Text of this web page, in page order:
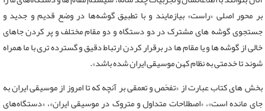
بر محور اصلی‌ «راست» بیازمایند و با تطبیق گوشه‌ها در وضع قدیم و جدید و
جستجوی گوشه ‌های مشترک در دو دستگاه و دو مقام‌ مختلف و پر کردن جاهای
خالی از گوشه ‌ها و یا مقام ‌ها در برقرار کردن ارتباط دقیق و گسترده ‌تری با ما همراه
شوند تا خدمتی به نظام کهن موسیقی ایران شده باشد».
بخش‌ های کتاب عبارت از «تفحّص و تعمقی بر آنچه که تا امروز از موسیقی ایران به
جای مانده است»، «اصطلاحات متداول و متروک در موسیقی ایران»، «دستگاه‌های